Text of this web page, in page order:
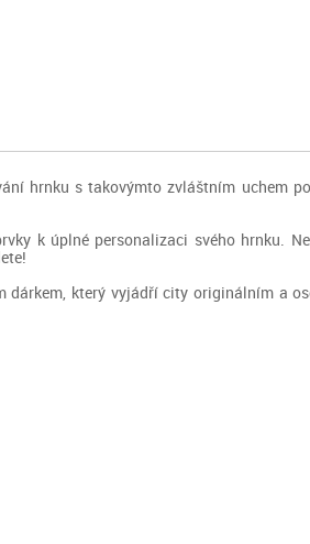
hrnku s takovýmto zvláštním uchem
k úplné personalizaci svého hrnku.
který vyjádří city originálním a